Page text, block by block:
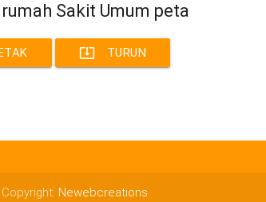
Sakit Umum peta
system_update_alt TURUN
Newebcreations